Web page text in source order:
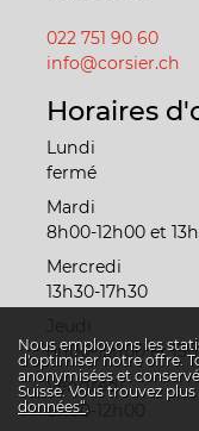
022 751 90 60
info@corsier.ch
Horaires
Lundi
fermé
Mardi
8h00-12h00 et
Mercredi
13h30-17h30
8h00-12h00 et
Vendredi
8h00-12h00
Statistiques
Nous employons les
d'optimiser notre offre.
anonymisées et
Suisse. Vous trouvez
données“.